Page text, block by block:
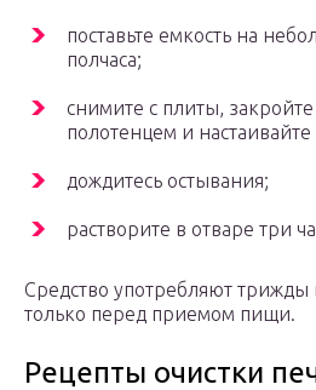
поставьте емкость на
полчаса;
снимите с плиты,
полотенцем и настаивайте
дождитесь остывания;
растворите в отваре три
Средство употребляют трижды
только перед приемом пищи.
Рецепты очистки